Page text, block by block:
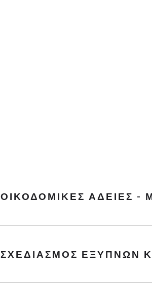
ΟΙΚΟΔΟΜΙΚΕΣ ΑΔΕΙΕΣ -
ΣΧΕΔΙΑΣΜΟΣ ΕΞΥΠΝΩΝ